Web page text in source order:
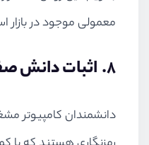
معمولی موجود در بازار
8. اثبات دانش صفر
دانشمندان کامپیوتر